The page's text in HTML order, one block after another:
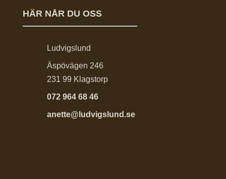
HÄR NÅR DU OSS
Ludvigslund
Äspövägen 246
231 99 Klagstorp
072 964 68 46
anette@ludvigslund.se